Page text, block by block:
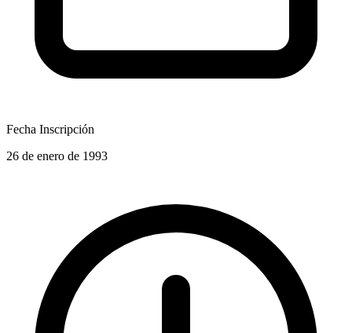
Fecha Inscripción
26 de enero de 1993